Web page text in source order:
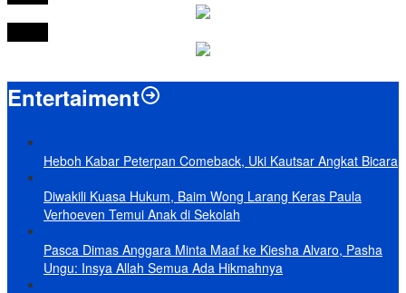
Entertaiment
Heboh Kabar Peterpan Comeback, Uki Kautsar Angkat Bicara
Diwakili Kuasa Hukum, Baim Wong Larang Keras Paula
Verhoeven Temui Anak di Sekolah
Pasca Dimas Anggara Minta Maaf ke Kiesha Alvaro, Pasha
Ungu: Insya Allah Semua Ada Hikmahnya